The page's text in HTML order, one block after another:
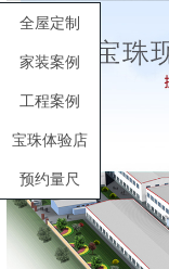
全屋定制
家装案例
工程案例
宝珠体验店
预约量尺